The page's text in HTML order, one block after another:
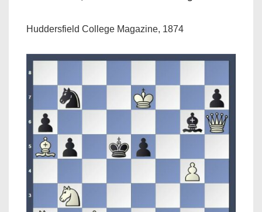
Huddersfield College Magazine, 1874